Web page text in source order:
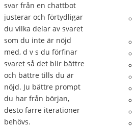
svar från en chattbot
justerar och förtydligar
du vilka delar av svaret
som du inte är nöjd
med, d v s du förfinar
svaret så det blir bättre
och bättre tills du är
nöjd. Ju bättre prompt
du har från början,
desto färre iterationer
behövs.